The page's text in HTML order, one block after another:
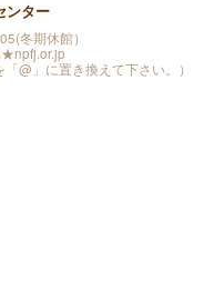
ンター
冬期休館）
@」に置き換えて下さい。）